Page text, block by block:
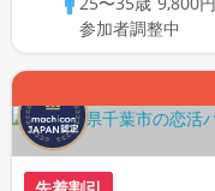
参加者調整中